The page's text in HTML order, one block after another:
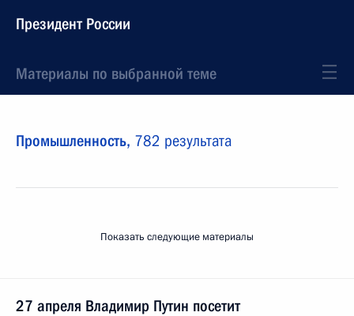
Президент России
Материалы по выбранной теме
Промышленность, 782 результата
Показать следующие материалы
27 апреля Владимир Путин посетит